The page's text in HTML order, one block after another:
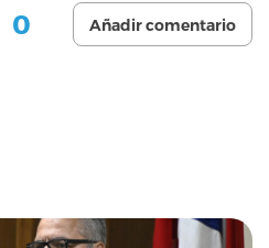
0 Añadir comentario